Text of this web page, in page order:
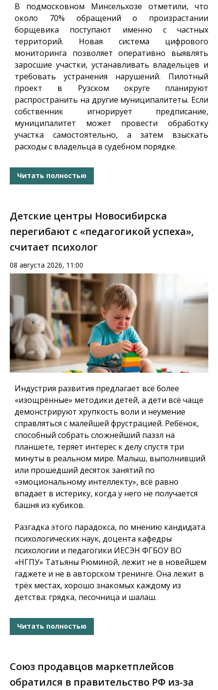
В подмосковном Минсельхозе отметили, что
около 70% обращений о произрастании
борщевика поступают именно с частных
территорий. Новая система цифрового
мониторинга позволяет оперативно выявлять
заросшие участки, устанавливать владельцев и
требовать устранения нарушений. Пилотный
проект в Рузском округе планируют
распространить на другие муниципалитеты. Если
собственник игнорирует предписание,
муниципалитет может провести обработку
участка самостоятельно, а затем взыскать
расходы с владельца в судебном порядке.
Читать полностью
Детские центры Новосибирска
перегибают с «педагогикой успеха»,
считает психолог
08 августа 2026, 11:00
Индустрия развития предлагает всё более
«изощрённые» методики детей, а дети всё чаще
демонстрируют хрупкость воли и неумение
справляться с малейшей фрустрацией. Ребёнок,
способный собрать сложнейший паззл на
планшете, теряет интерес к делу спустя три
минуты в реальном мире. Малыш, выполнивший
или прошедший десяток занятий по
«эмоциональному интеллекту», всё равно
впадает в истерику, когда у него не получается
башня из кубиков.
Разгадка этого парадокса, по мнению кандидата
психологических наук, доцента кафедры
психологии и педагогики ИЕСЭН ФГБОУ ВО
«НГПУ» Татьяны Рюминой, лежит не в новейшем
гаджете и не в авторском тренинге. Она лежит в
трёх местах, хорошо знакомых каждому из
детства: грядка, песочница и шалаш.
Читать полностью
Союз продавцов маркетплейсов
обратился в правительство РФ из-за